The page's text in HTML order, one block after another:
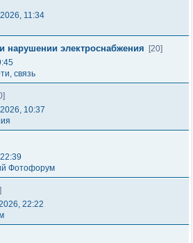
11:34
нарушении электроснабжения
[20]
связь
10:37
Фотофорум
22:22